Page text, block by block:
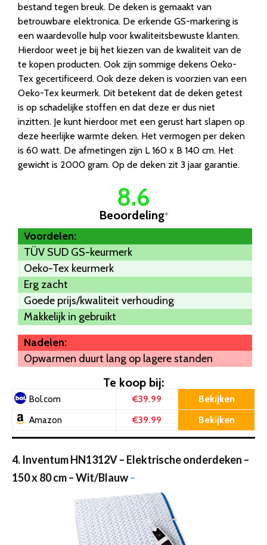
bestand tegen breuk. De deken is gemaakt van
betrouwbare elektronica. De erkende GS-markering is
een waardevolle hulp voor kwaliteitsbewuste klanten.
Hierdoor weet je bij het kiezen van de kwaliteit van de
te kopen producten. Ook zijn sommige dekens Oeko-
Tex gecertificeerd. Ook deze deken is voorzien van een
Oeko-Tex keurmerk. Dit betekent dat de deken getest
is op schadelijke stoffen en dat deze er dus niet
inzitten. Je kunt hierdoor met een gerust hart slapen op
deze heerlijke warmte deken. Het vermogen per deken
is 60 watt. De afmetingen zijn L 160 x B 140 cm. Het
gewicht is 2000 gram. Op de deken zit 3 jaar garantie.
8.6
Beoordeling*
Voordelen:
TÜV SUD GS-keurmerk
Oeko-Tex keurmerk
Erg zacht
Goede prijs/kwaliteit verhouding
Makkelijk in gebruikt
Nadelen:
Opwarmen duurt lang op lagere standen
Te koop bij:
Bol.com €39.99 Bekijken
Amazon €39.99 Bekijken
4. Inventum HN1312V – Elektrische onderdeken –
150 x 80 cm – Wit/Blauw–